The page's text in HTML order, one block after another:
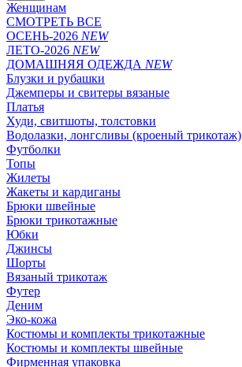
Женщинам
СМОТРЕТЬ ВСЕ
ОСЕНЬ-2026 NEW
ЛЕТО-2026 NEW
ДОМАШНЯЯ ОДЕЖДА NEW
Блузки и рубашки
Джемперы и свитеры вязаные
Платья
Худи, свитшоты, толстовки
Водолазки, лонгсливы (кроеный трикотаж)
Футболки
Топы
Жилеты
Жакеты и кардиганы
Брюки швейные
Брюки трикотажные
Юбки
Джинсы
Шорты
Вязаный трикотаж
Футер
Деним
Эко-кожа
Костюмы и комплекты трикотажные
Костюмы и комплекты швейные
Фирменная упаковка